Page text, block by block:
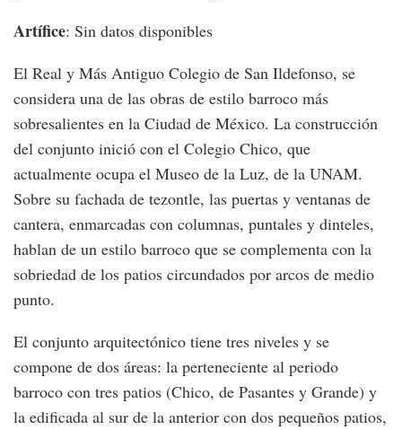
Artífice: Sin datos disponibles
El Real y Más Antiguo Colegio de San Ildefonso, se
considera una de las obras de estilo barroco más
sobresalientes en la Ciudad de México. La construcción
del conjunto inició con el Colegio Chico, que
actualmente ocupa el Museo de la Luz, de la UNAM.
Sobre su fachada de tezontle, las puertas y ventanas de
cantera, enmarcadas con columnas, puntales y dinteles,
hablan de un estilo barroco que se complementa con la
sobriedad de los patios circundados por arcos de medio
punto.
El conjunto arquitectónico tiene tres niveles y se
compone de dos áreas: la perteneciente al periodo
barroco con tres patios (Chico, de Pasantes y Grande) y
la edificada al sur de la anterior con dos pequeños patios,